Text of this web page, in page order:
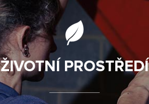
ŽIVOTNÍ PROSTŘEDÍ